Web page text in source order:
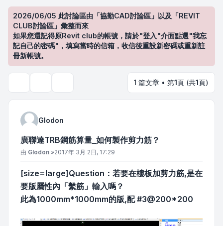
2026/06/05 此討論區由「協勤CAD討論區」以及「REVIT
CLUB討論區」彙整而來
如果您還記得原Revit club的帳號，請於"登入"介面點選"我忘
記自己的密碼"，填寫當時的信箱，收信後重設新密碼或重新註
冊新帳號。
1 篇文章 • 第1頁 (共1頁)
Glodon
廣聯達TRB鋼筋算量_如何製作剪力筋？
文章
由 Glodon »2017年 3月 2日, 17:29
[size=large]Question：若要在樓板加剪力筋,是在
要版屬性內「繫筋」輸入嗎？
此為1000mm*1000mm的版,配 #3@200*200